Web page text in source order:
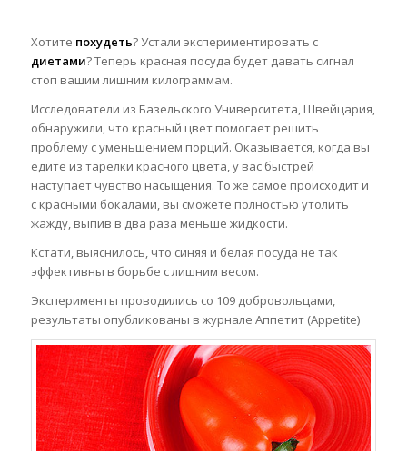
Хотите похудеть? Устали экспериментировать с
диетами? Теперь красная посуда будет давать сигнал
стоп вашим лишним килограммам.
Исследователи из Базельского Университета, Швейцария,
обнаружили, что красный цвет помогает решить
проблему с уменьшением порций. Оказывается, когда вы
едите из тарелки красного цвета, у вас быстрей
наступает чувство насыщения. То же самое происходит и
с красными бокалами, вы сможете полностью утолить
жажду, выпив в два раза меньше жидкости.
Кстати, выяснилось, что синяя и белая посуда не так
эффективны в борьбе с лишним весом.
Эксперименты проводились со 109 добровольцами,
результаты опубликованы в журнале Аппетит (Appetite)